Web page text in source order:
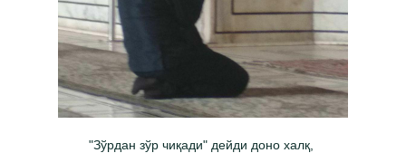
"Зўрдан зўр чиқади" дейди доно халқ,